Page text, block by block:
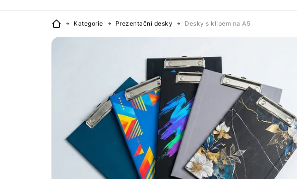
Kategorie Prezentační desky Desky s klipem na A5